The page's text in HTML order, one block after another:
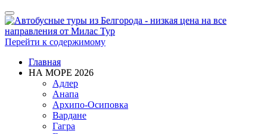
Показать/
Скрыть
навигацию
Перейти к содержимому
Главная
НА МОРЕ 2026
Адлер
Анапа
Архипо-Осиповка
Вардане
Гагра